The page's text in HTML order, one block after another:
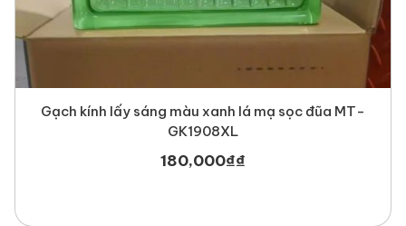
Gạch kính lấy sáng màu xanh lá mạ sọc đũa MT-
GK1908XL
180,000₫₫